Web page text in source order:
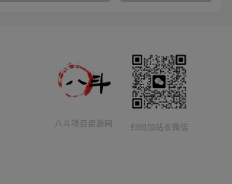
八斗项目资源网 扫码加站长微信